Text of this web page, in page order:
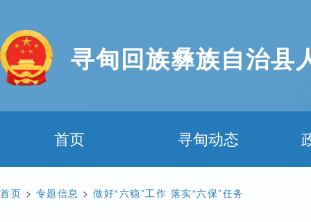
寻甸回族彝族自治县
首页 寻甸动态
首页 > 专题信息 > 做好“六稳”工作 落实“六保”任务